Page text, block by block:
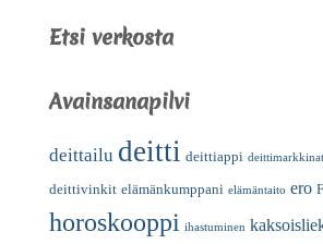
Etsi verkosta
Avainsanapilvi
deittailu deitti deittiappi deittimarkkinat
deittivinkit elämänkumppani elämäntaito ero
horoskooppi ihastuminen